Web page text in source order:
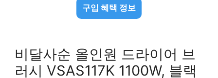
구입 혜택 정보
비달사순 올인원 드라이어 브
러시 VSAS117K 1100W, 블랙